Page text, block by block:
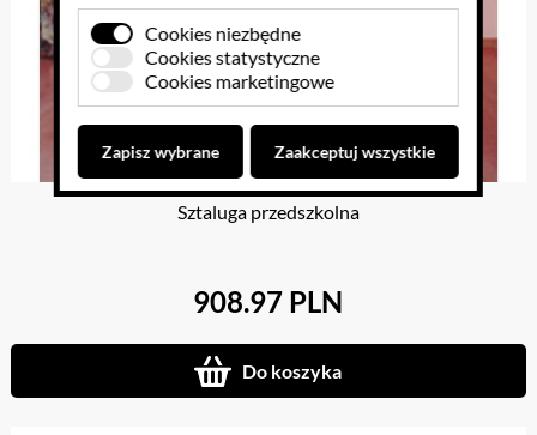
Sztaluga przedszkolna
908.97 PLN
Do koszyka
Cookies niezbędne
Cookies statystyczne
Cookies marketingowe
Zapisz wybrane Zaakceptuj wszystkie